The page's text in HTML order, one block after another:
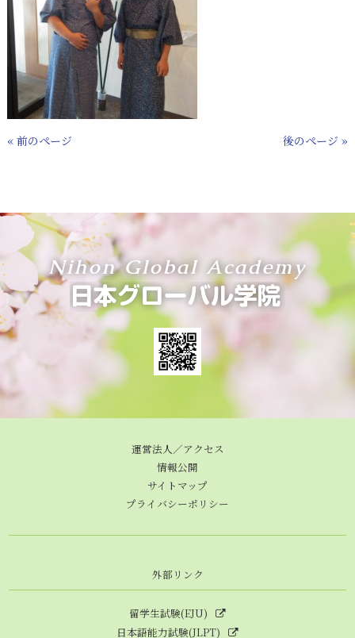
« 前のページ 後のページ »
Nihon Global Academy
運営法人／アクセス
情報公開
サイトマップ
プライバシーポリシー
外部リンク
留学生試験(EJU)
日本語能力試験(JLPT)